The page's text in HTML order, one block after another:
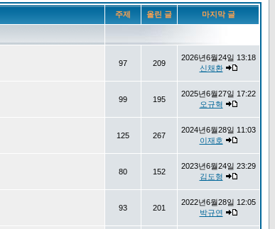
주제 올린 글 마지막 글
97 209
2026년6월24일 13:18
신채환
99 195
2025년6월27일 17:22
오규혁
125 267
2024년6월28일 11:03
이재호
80 152
2023년6월24일 23:29
김도형
93 201
2022년6월28일 12:05
박규연